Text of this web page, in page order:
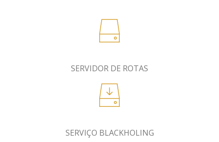
SERVIDOR DE ROTAS
SERVIÇO BLACKHOLING